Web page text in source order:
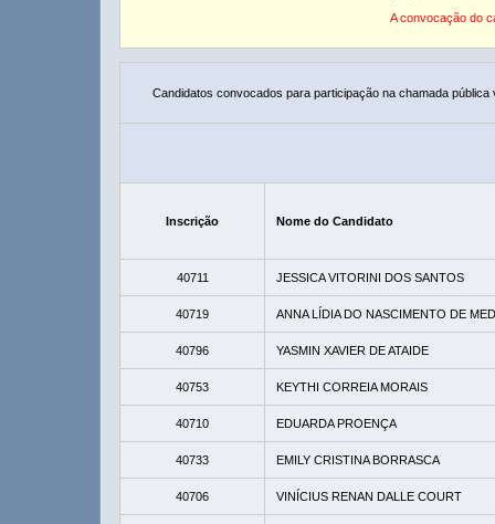
A convocação do
Candidatos convocados para participação na chamada
Inscrição Nome do Candidato
40711 JESSICA VITORINI DOS SANTOS
40719 ANNA LÍDIA DO NASCIMENTO DE
40796 YASMIN XAVIER DE ATAIDE
40753 KEYTHI CORREIA MORAIS
40710 EDUARDA PROENÇA
40733 EMILY CRISTINA BORRASCA
40706 VINÍCIUS RENAN DALLE COURT